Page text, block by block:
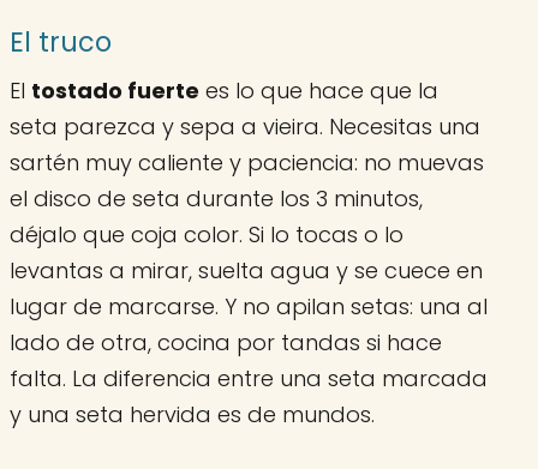
El truco
El tostado fuerte es lo que hace que la
seta parezca y sepa a vieira. Necesitas una
sartén muy caliente y paciencia: no muevas
el disco de seta durante los 3 minutos,
déjalo que coja color. Si lo tocas o lo
levantas a mirar, suelta agua y se cuece en
lugar de marcarse. Y no apilan setas: una al
lado de otra, cocina por tandas si hace
falta. La diferencia entre una seta marcada
y una seta hervida es de mundos.